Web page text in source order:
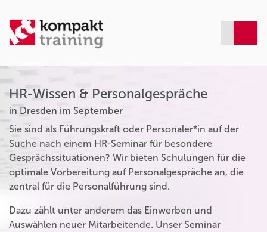
HR-Wissen & Personalgespräche
in Dresden im September
Sie sind als Führungskraft oder Personaler*in auf der
Suche nach einem HR-Seminar für besondere
Gesprächssituationen? Wir bieten Schulungen für die
optimale Vorbereitung auf Personalgespräche an, die
zentral für die Personalführung sind.
Dazu zählt unter anderem das Einwerben und
Auswählen neuer Mitarbeitende. Unser Seminar